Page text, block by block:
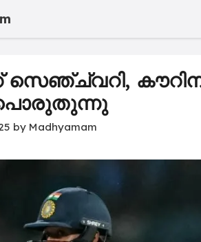
സെഞ്ച്വറി,
by Madhyamam